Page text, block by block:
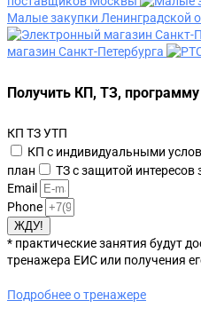
Малые закупки Ленинградской
магазин Санкт-Петербурга
Получить КП, ТЗ,
КП ТЗ УТП
КП с индивидуальными
план
ТЗ с защитой интересов
Email
Phone
ЖДУ!
* практические занятия будут
тренажера ЕИС или получения
Подробнее о тренажере